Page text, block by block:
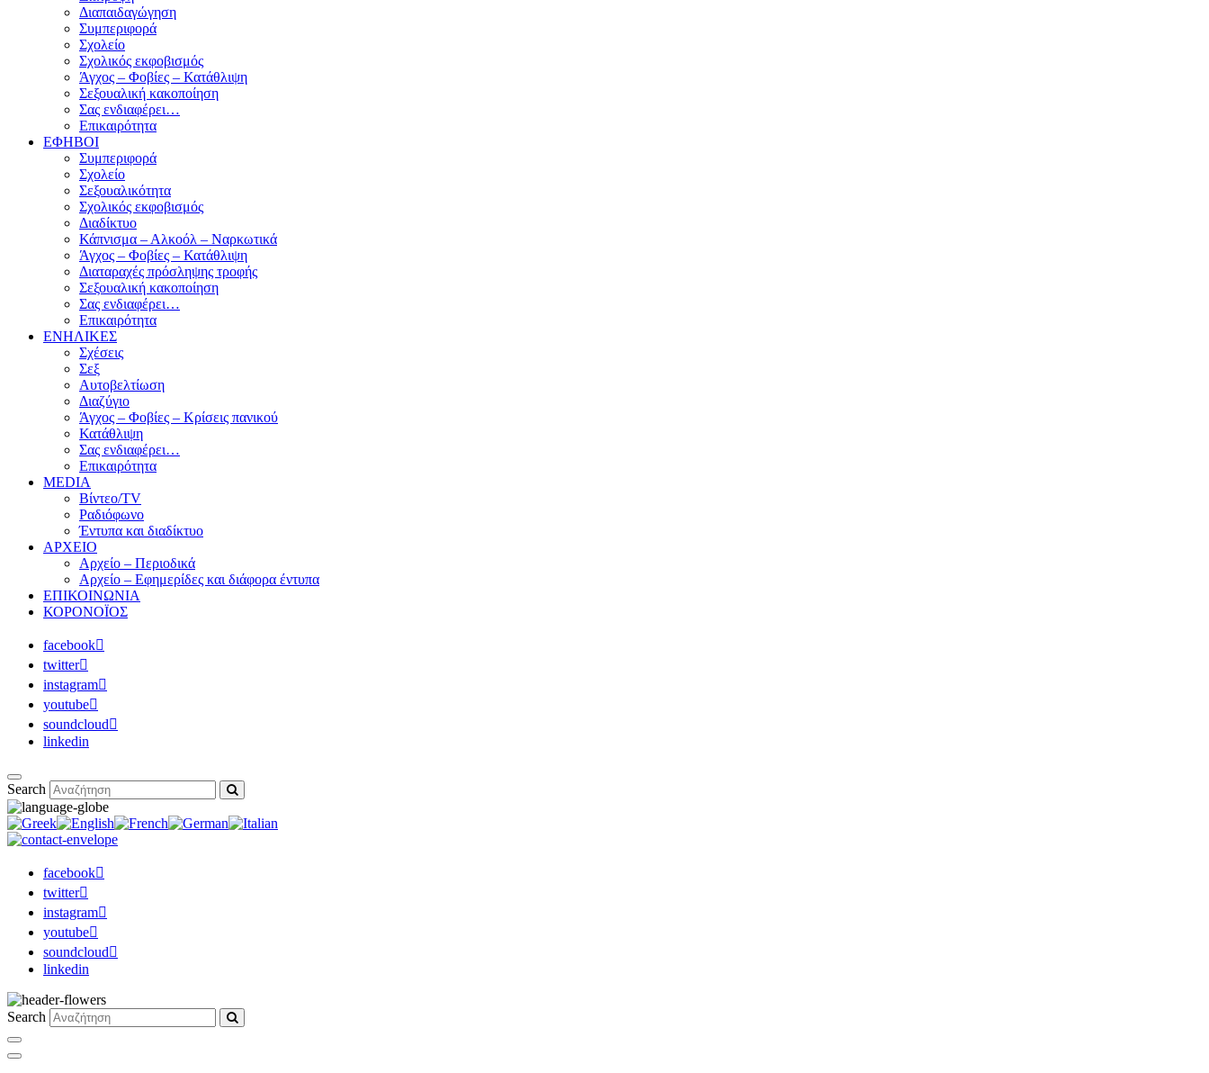
Διαπαιδαγώγηση
Συμπεριφορά
Σχολείο
Σχολικός εκφοβισμός
Άγχος – Φοβίες – Κατάθλιψη
Σεξουαλική κακοποίηση
Σας ενδιαφέρει…
Επικαιρότητα
ΕΦΗΒΟΙ
Συμπεριφορά
Σχολείο
Σεξουαλικότητα
Σχολικός εκφοβισμός
Διαδίκτυο
Κάπνισμα – Αλκοόλ – Ναρκωτικά
Άγχος – Φοβίες – Κατάθλιψη
Διαταραχές πρόσληψης τροφής
Σεξουαλική κακοποίηση
Σας ενδιαφέρει…
Επικαιρότητα
ΕΝΗΛΙΚΕΣ
Σχέσεις
Σεξ
Αυτοβελτίωση
Διαζύγιο
Άγχος – Φοβίες – Κρίσεις πανικού
Κατάθλιψη
Σας ενδιαφέρει…
Επικαιρότητα
MEDIA
Βίντεο/TV
Ραδιόφωνο
Έντυπα και διαδίκτυο
ΑΡΧΕΙΟ
Αρχείο – Περιοδικά
Αρχείο – Εφημερίδες και διάφορα έντυπα
ΕΠΙΚΟΙΝΩΝΙΑ
ΚΟΡΟΝΟΪΟΣ
facebook
twitter
instagram
youtube
soundcloud
linkedin
Search
facebook
twitter
instagram
youtube
soundcloud
linkedin
Search